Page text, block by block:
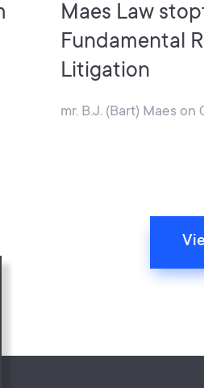
Maes Law
Fundamental
Litigation
mr. B.J. (Bart) Maes on